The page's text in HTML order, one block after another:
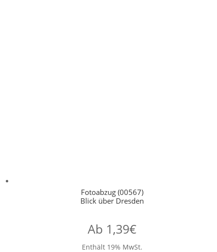
Fotoabzug (00567)
Blick über Dresden
Ab 1,39€
Enthält 19% MwSt.